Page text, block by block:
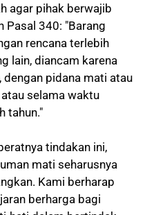
agar pihak berwajib
Pasal 340: "Barang
rencana terlebih
lain, diancam karena
dengan pidana mati atau
selama waktu
tahun."
tindakan ini,
mati seharusnya
Kami berharap
berharga bagi